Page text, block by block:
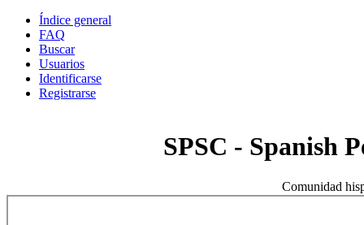
Índice general
FAQ
Buscar
Usuarios
Identificarse
Registrarse
SPSC - Spanish
Comunidad